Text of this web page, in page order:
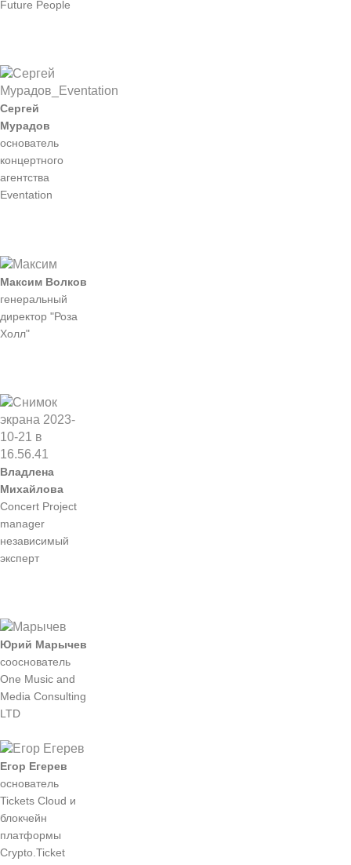
Future People
Сергей
Мурадов
основатель
концертного
агентства
Eventation
Максим Волков
генеральный
директор "Роза
Холл"
Владлена
Михайлова
Concert Project
manager
независимый
эксперт
Юрий Марычев
сооснователь
One Music and
Media Consulting
LTD
Егор Егерев
основатель
Tickets Cloud и
блокчейн
платформы
Crypto.Ticket